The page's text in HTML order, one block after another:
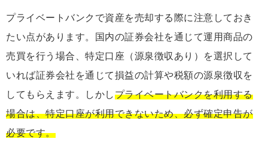
プライベートバンクで資産を売却する際に注意しておき
たい点があります。国内の証券会社を通じて運用商品の
売買を行う場合、特定口座（源泉徴収あり）を選択して
いれば証券会社を通じて損益の計算や税額の源泉徴収を
してもらえます。しかしプライベートバンクを利用する
場合は、特定口座が利用できないため、必ず確定申告が
必要です。